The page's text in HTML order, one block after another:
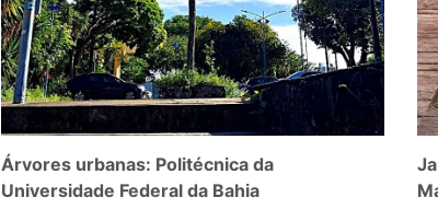
Árvores urbanas: Politécnica da
Universidade Federal da Bahia